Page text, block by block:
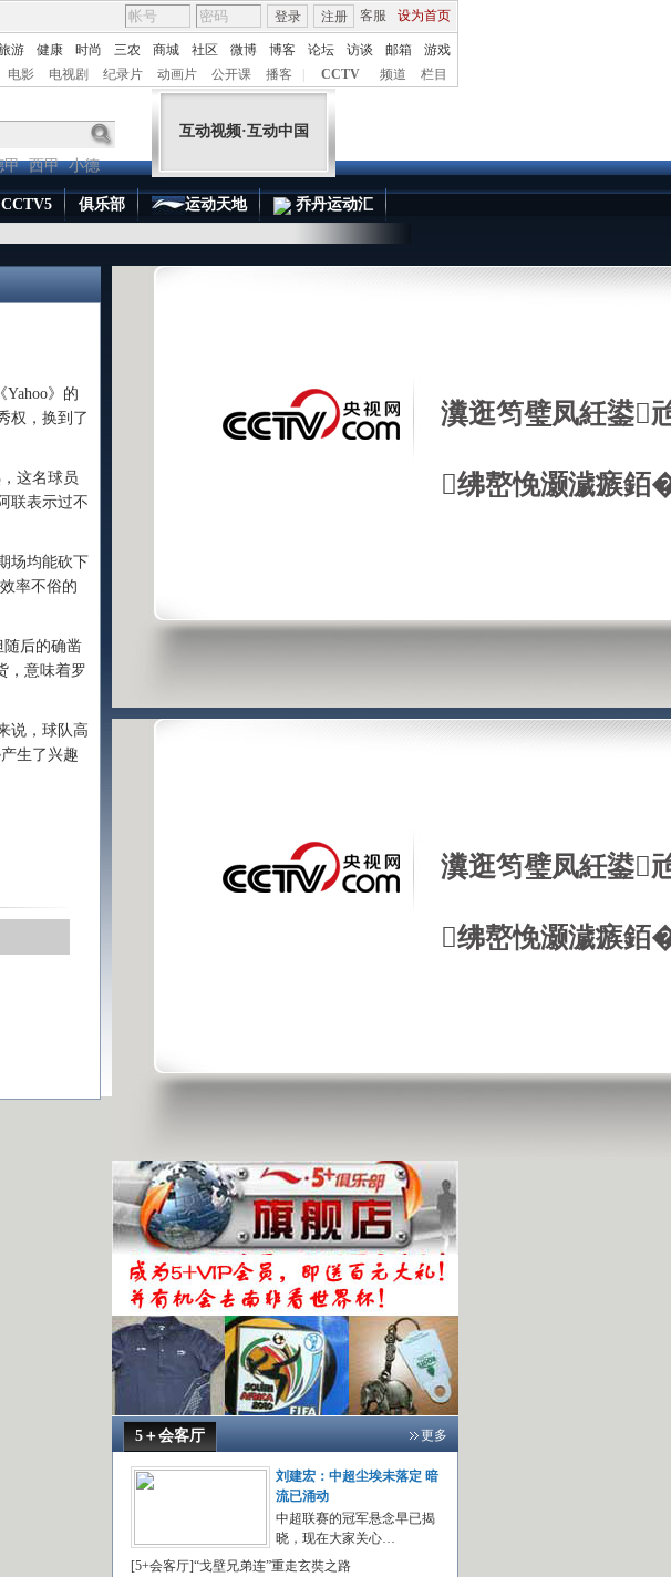
客服 设为首页
登录 注册
游 健康 时尚 三农 商城 社区 微博 博客 论坛 访谈 邮箱
游戏
电影 电视剧 纪录片 动画片 公开课 播客 CCTV 频道 栏目
互动视频·互动中国
甲 西甲 小德
CCTV5 俱乐部 运动天地
乔丹运动汇
》的
权，换到了
这名球员
联表示过不
场均能砍下
率不俗的
后的确凿
，意味着罗
说，球队高
生了兴趣
瀵逛笉璧凤紝鍙
绋嶅悗灏濊瘯銆
瀵逛笉璧凤紝鍙
绋嶅悗灏濊瘯銆
5＋会客厅 更多
刘建宏：中超尘埃未落定 暗
流已涌动
中超联赛的冠军悬念早已揭
晓，现在大家关心…
[5+会客厅]“戈壁兄弟连”重走玄奘之路